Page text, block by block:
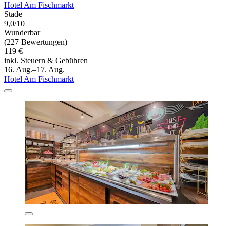
Hotel Am Fischmarkt
Stade
9,0/10
Wunderbar
(227 Bewertungen)
119 €
inkl. Steuern & Gebühren
16. Aug.–17. Aug.
Hotel Am Fischmarkt